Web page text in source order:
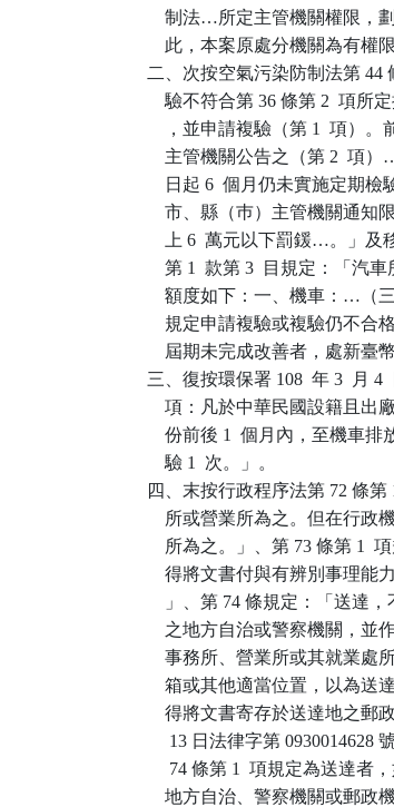
制法…所定主管機關權限
此，本案原處分機關為有權
二、次按空氣污染防制法第
驗不符合第 36 條第 2  項
，並申請複驗（第 1  項）
主管機關公告之（第 2  項
日起 6  個月仍未實施定期
市、縣（巿）主管機關通知
上 6  萬元以下罰鍰…。」
第 1  款第 3  目規定：「
額度如下：一、機車：…（
規定申請複驗或複驗仍不
屆期未完成改善者，處新臺幣
三、復按環保署 108  年 3  月
項：凡於中華民國設籍且出
份前後 1  個月內，至機車
    驗 1  次。」。
四、末按行政程序法第 72 條
所或營業所為之。但在行
所為之。」、第 73 條第 1
得將文書付與有辨別事理
」、第 74 條規定：「送達
之地方自治或警察機關，並
事務所、營業所或其就業處
箱或其他適當位置，以為送
得將文書寄存於送達地之郵
13 日法律字第
74 條第 1  項規定為送達
地方自治、警察機關或郵